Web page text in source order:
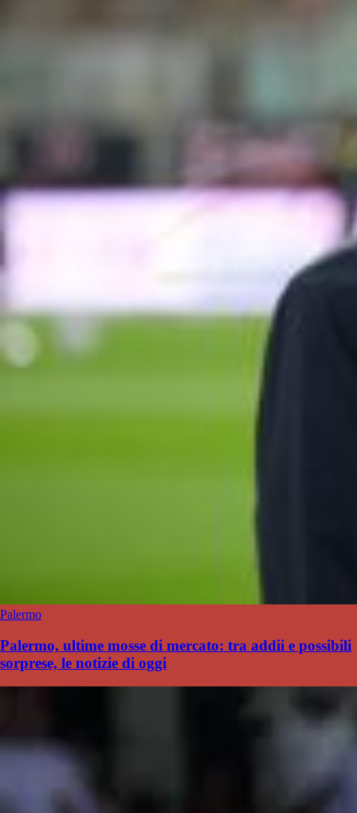
Palermo
Palermo, ultime mosse di mercato: tra addii e possibili
sorprese, le notizie di oggi